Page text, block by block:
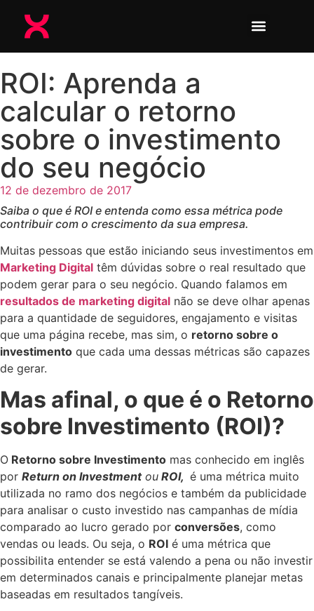
ROI: Aprenda a
calcular o retorno
sobre o investimento
do seu negócio
12 de dezembro de 2017
Saiba o que é ROI e entenda como essa métrica pode
contribuir com o crescimento da sua empresa.
Muitas pessoas que estão iniciando seus investimentos em
Marketing Digital têm dúvidas sobre o real resultado que
podem gerar para o seu negócio. Quando falamos em
resultados de marketing digital não se deve olhar apenas
para a quantidade de seguidores, engajamento e visitas
que uma página recebe, mas sim, o retorno sobre o
investimento que cada uma dessas métricas são capazes
de gerar.
Mas afinal, o que é o Retorno
sobre Investimento (ROI)?
O Retorno sobre Investimento mas conhecido em inglês
por Return on Investmentou ROI, é uma métrica muito
utilizada no ramo dos negócios e também da publicidade
para analisar o custo investido nas campanhas de mídia
comparado ao lucro gerado por conversões, como
vendas ou leads. Ou seja, o ROI é uma métrica que
possibilita entender se está valendo a pena ou não investir
em determinados canais e principalmente planejar metas
baseadas em resultados tangíveis.